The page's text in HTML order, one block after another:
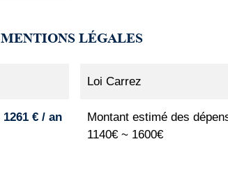
MENTIONS LÉGALES
Loi Carrez
1261 € / an
Montant estimé des
1140€ ~ 1600€